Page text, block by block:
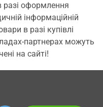
разі оформлення
інформаційній
в разі купівлі
партнерах можуть
на сайті!